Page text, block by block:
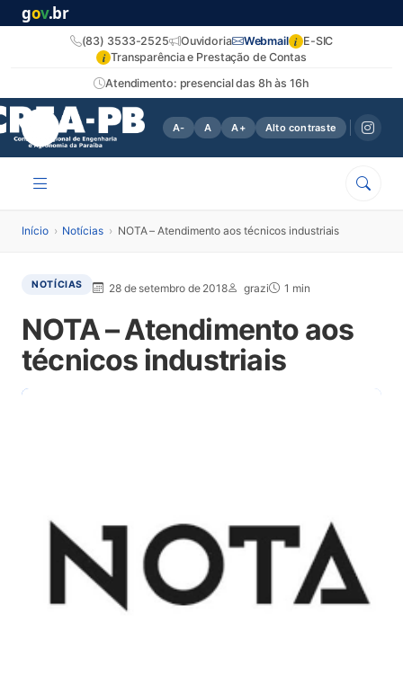
gov.br
Atendimento: presencial das 8h às 16h
(83) 3533-2525 Ouvidoria Webmail i E-SIC
i Transparência e Prestação de Contas
A- A A+ Alto contraste
Início › Notícias › NOTA – Atendimento aos técnicos industriais
NOTÍCIAS 28 de setembro de 2018 grazi 1 min
NOTA – Atendimento aos
técnicos industriais